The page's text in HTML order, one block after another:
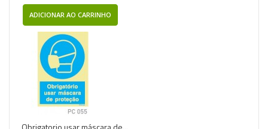
ADICIONAR AO CARRINHO